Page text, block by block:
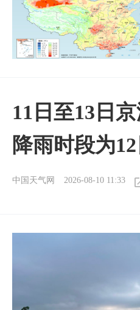
11日至13日
降雨时段为
中国天气网 2026-08-10 11:33